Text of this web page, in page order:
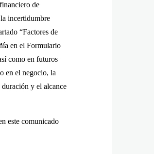
de
incertidumbre
“Factores de
en el Formulario
como en futuros
en el negocio, la
y el alcance
este comunicado